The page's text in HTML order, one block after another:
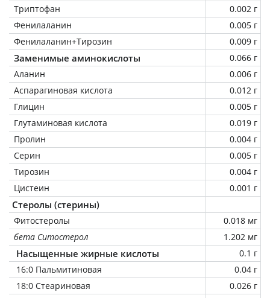
Триптофан
0.002 г
Фенилаланин
0.005 г
Фенилаланин+Тирозин
0.009 г
Заменимые аминокислоты
0.066 г
Аланин
0.006 г
Аспарагиновая кислота
0.012 г
Глицин
0.005 г
Глутаминовая кислота
0.019 г
Пролин
0.004 г
Серин
0.005 г
Тирозин
0.004 г
Цистеин
0.001 г
Стеролы (стерины)
Фитостеролы
0.018 мг
бета Ситостерол
1.202 мг
Насыщенные жирные кислоты
0.1 г
16:0 Пальмитиновая
0.04 г
18:0 Стеариновая
0.026 г